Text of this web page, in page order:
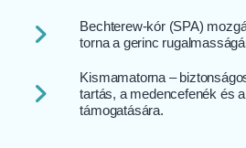
Bechterew-kór (SPA)
torna a gerinc
Kismamatorna –
tartás, a medencefenék és
támogatására.